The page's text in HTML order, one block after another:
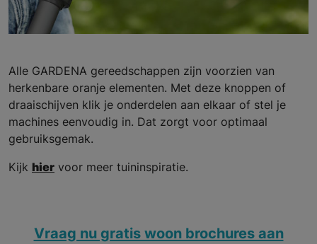
Alle GARDENA gereedschappen zijn voorzien van
herkenbare oranje elementen. Met deze knoppen of
draaischijven klik je onderdelen aan elkaar of stel je
machines eenvoudig in. Dat zorgt voor optimaal
gebruiksgemak.
Kijk hier voor meer tuininspiratie.
Vraag nu gratis woon brochures aan